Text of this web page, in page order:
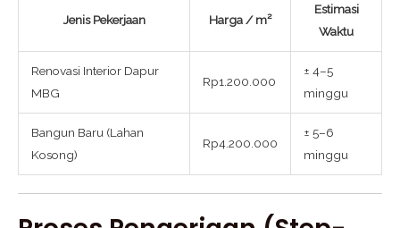
Jenis Pekerjaan Harga / m²
Estimasi
Waktu
Renovasi Interior Dapur
MBG
Rp1.200.000
± 4–5
minggu
Bangun Baru (Lahan
Kosong)
Rp4.200.000
± 5–6
minggu